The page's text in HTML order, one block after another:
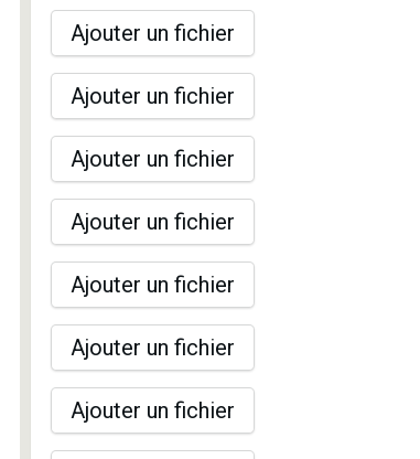
Ajouter un fichier
Ajouter un fichier
Ajouter un fichier
Ajouter un fichier
Ajouter un fichier
Ajouter un fichier
Ajouter un fichier